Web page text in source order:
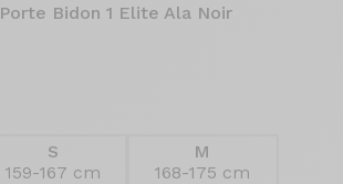
Porte Bidon 1 Elite Ala Noir
S
159-167 cm
M
168-175 cm